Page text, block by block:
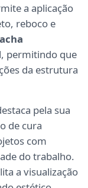
a aplicação
reboco e
permitindo que
da estrutura
pela sua
de cura
com
do trabalho.
a visualização